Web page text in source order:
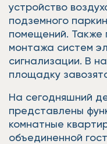
устройство
подземного
помещений. Также
монтажа систем
сигнализации. В
площадку
На сегодняшний
представлены
комнатные
объединенной